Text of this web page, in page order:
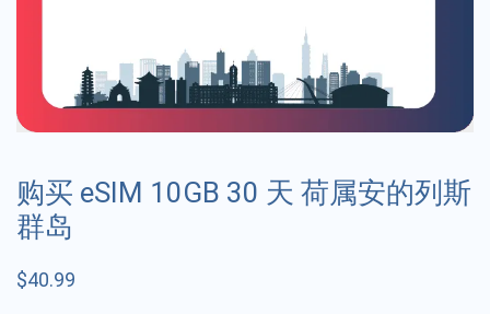
购买 eSIM 10GB 30 天 荷属安的列斯
群岛
$40.99